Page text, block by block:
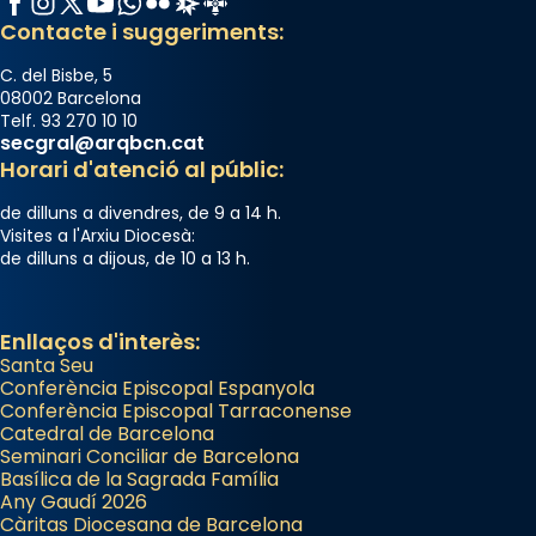
Mons. David Abadías.
Photo
View on Facebook Share
Arquebisbat de Barcelona
2 weeks ago
Memòria de les santes Juliana i
Acompanyant la història de sant Cugat, a
partir de l’Edat Mitjana sorgeix la tradició
que les santes Juliana (“relatiu a Júlia”) i
Semproniana (“relatiu a Semprònia =
eterna”) són deixebles seves. I l’any 1667, el
frare Joan Gaspar Roig, afirma en una obra
que les santes són filles de l’antiga Iluro.
Contacte i suggeriments:
C. del Bisbe, 5
08002 Barcelona
Telf. 93 270 10 10
secgral@arqbcn.cat
Horari d'atenció al públic:
de dilluns a divendres, de 9 a 14 h.
Visites a l'Arxiu Diocesà:
de dilluns a dijous, de 10 a 13 h.
Enllaços d'interès:
Santa Seu
Conferència Episcopal Espanyola
Conferència Episcopal Tarraconense
Catedral de Barcelona
Seminari Conciliar de Barcelona
Basílica de la Sagrada Família
Any Gaudí 2026
Càritas Diocesana de Barcelona